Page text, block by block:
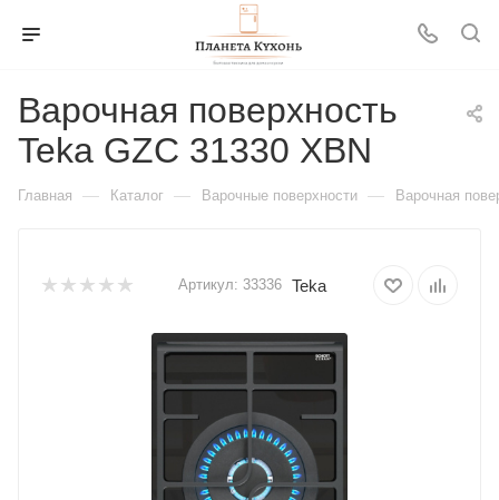
Варочная поверхность
Teka GZC 31330 XBN
Главная — Каталог — Варочные поверхности — Варочная
Артикул: 33336 Teka